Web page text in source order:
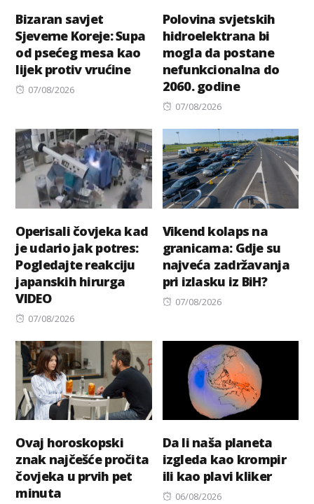
Bizaran savjet
Sjeverne Koreje: Supa
od psećeg mesa kao
lijek protiv vrućine
Posted
07/08/2026
Polovina svjetskih
hidroelektrana bi
mogla da postane
nefunkcionalna do
2060. godine
Posted
07/08/2026
Operisali čovjeka kad
je udario jak potres:
Pogledajte reakciju
japanskih hirurga
VIDEO
Posted
07/08/2026
Vikend kolaps na
granicama: Gdje su
najveća zadržavanja
pri izlasku iz BiH?
Posted
07/08/2026
Ovaj horoskopski
znak najčešće pročita
čovjeka u prvih pet
minuta
Da li naša planeta
izgleda kao krompir
ili kao plavi kliker
Posted
06/08/2026